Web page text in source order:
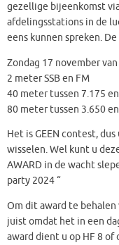
gezellige bijeenkomst
afdelingsstations in de
eens kunnen spreken.
Zondag 17 november
2 meter SSB en FM
40 meter tussen 7.175
80 meter tussen 3.650
Het is GEEN contest,
wisselen. Wel kunt u
AWARD in de wacht
party 2024 “
Om dit award te
juist omdat het in een
award dient u op HF 8 of